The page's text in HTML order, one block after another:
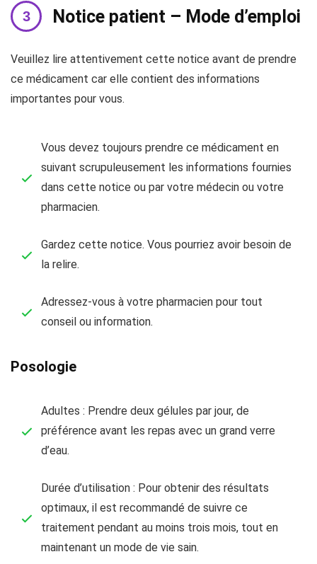
Notice patient – Mode d’emploi
Veuillez lire attentivement cette notice avant de prendre
ce médicament car elle contient des informations
importantes pour vous.
Vous devez toujours prendre ce médicament en
suivant scrupuleusement les informations fournies
dans cette notice ou par votre médecin ou votre
pharmacien.
Gardez cette notice. Vous pourriez avoir besoin de
la relire.
Adressez-vous à votre pharmacien pour tout
conseil ou information.
Posologie
Adultes : Prendre deux gélules par jour, de
préférence avant les repas avec un grand verre
d’eau.
Durée d’utilisation : Pour obtenir des résultats
optimaux, il est recommandé de suivre ce
traitement pendant au moins trois mois, tout en
maintenant un mode de vie sain.